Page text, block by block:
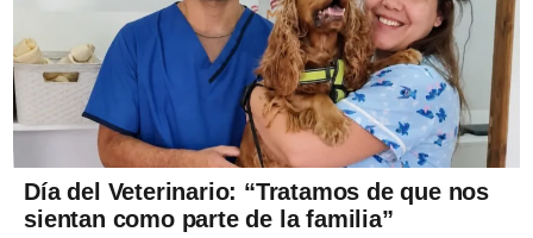
Día del Veterinario: “Tratamos de que nos
sientan como parte de la familia”